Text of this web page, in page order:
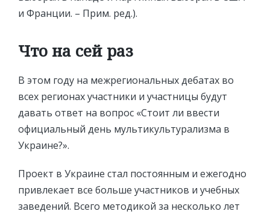
и Франции. – Прим. ред.).
Что на сей раз
В этом году на межрегиональных дебатах во
всех регионах участники и участницы будут
давать ответ на вопрос «Стоит ли ввести
официальный день мультикультурализма в
Украине?».
Проект в Украине стал постоянным и ежегодно
привлекает все больше участников и учебных
заведений. Всего методикой за несколько лет